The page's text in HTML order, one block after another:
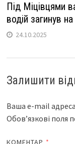
Під Міцівцями
водій загинув на
24.10.2025
Залишити
Ваша e-mail
Обов’язкові поля
КОМЕНТАР *